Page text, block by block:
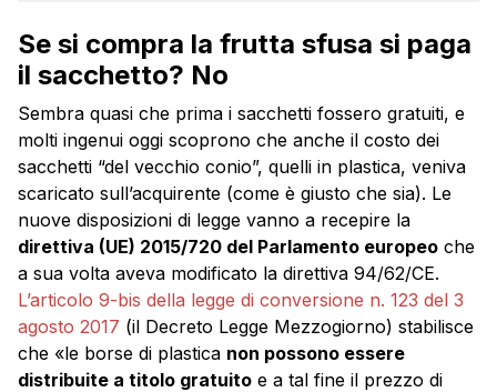
Se si compra la frutta sfusa si paga
il sacchetto? No
Sembra quasi che prima i sacchetti fossero gratuiti, e
molti ingenui oggi scoprono che anche il costo dei
sacchetti “del vecchio conio”, quelli in plastica, veniva
scaricato sull’acquirente (come è giusto che sia). Le
nuove disposizioni di legge vanno a recepire la
direttiva (UE) 2015/720 del Parlamento europeo che
a sua volta aveva modificato la direttiva 94/62/CE.
L’articolo 9-bis della legge di conversione n. 123 del 3
agosto 2017 (il Decreto Legge Mezzogiorno) stabilisce
che «le borse di plastica non possono essere
distribuite a titolo gratuito e a tal fine il prezzo di